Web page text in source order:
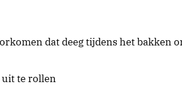
dat deeg tijdens het bakken
uit te rollen